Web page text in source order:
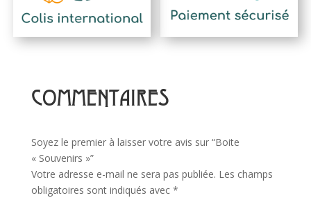
COMMENTAIRES
Soyez le premier à laisser votre avis sur “Boite
« Souvenirs »”
Votre adresse e-mail ne sera pas publiée. Les champs
obligatoires sont indiqués avec *